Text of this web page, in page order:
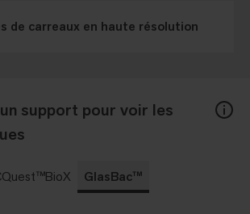
support pour voir les
GlasBac™
de carreaux en haute résolution